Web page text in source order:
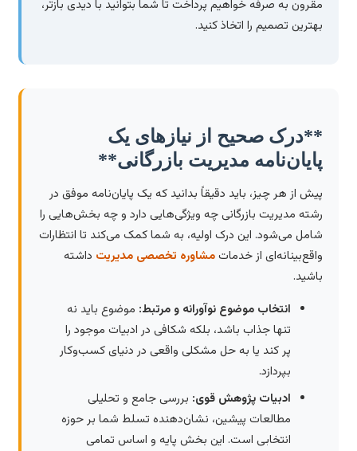
مقرون به صرفه خواهیم پرداخت تا شما بتوانید با دیدی بازتر،
بهترین تصمیم را اتخاذ کنید.
**درک صحیح از نیازهای یک
پایان‌نامه مدیریت بازرگانی**
پیش از هر چیز، باید دقیقاً بدانید که یک پایان‌نامه موفق در
رشته مدیریت بازرگانی چه ویژگی‌هایی دارد و چه بخش‌هایی را
شامل می‌شود. این درک اولیه، به شما کمک می‌کند تا انتظارات
واقع‌بینانه‌ای از خدماتمشاوره تخصصی مدیریتداشته
باشید.
انتخاب موضوع نوآورانه و مرتبط:موضوع باید نه
تنها جذاب باشد، بلکه شکافی در ادبیات موجود را
پر کند یا به حل مشکلی واقعی در دنیای کسب‌وکار
بپردازد.
ادبیات پژوهش قوی: بررسی جامع و تحلیلی
مطالعات پیشین، نشان‌دهنده تسلط شما بر حوزه
انتخابی است. این بخش پایه و اساس تمامی